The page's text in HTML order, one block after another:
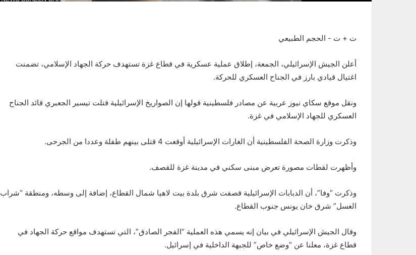
ت + ت - الحجم الطبيعي
أعلن الجيش الإسرائيلي، الجمعة، إطلاق عملية عسكرية في قطاع غزة تستهدف حركة الجهاد الإسلامي، تضمنت
اغتيال قيادي بارز في الجناح العسكري للحركة.
ونقل موقع سكاي نيوز عربية عن مصادر فلسطينية قولها إن الصواريخ الإسرائيلية قتلت تيسير الجعبري قائد الجناح
العسكري للجهاد الإسلامي في غزة.
وذكرت وزارة الصحة الفلسطينية أن الغارات الإسرائيلية أوقعت 4 قتلى بينهم طفلة وعددا من الجرحى.
وأظهرت لقطات مصورة تعرض مبنى سكني في مدينة غزة للقصف.
وذكرت “وفا”، أن الدبابات الإسرائيلية قصفت شرق بلدة بيت لاهيا شمال القطاع، إضافة إلى وسطه، ومنطقة “شراب
العسل” شرق خان يونس جنوب القطاع.
وقال الجيش الإسرائيلي في بيان إنه يسمي هذه العملية “الفجر الصادق”، التي تستهدف مواقع حركة الجهاد في
قطاع غزة، معلنا عن “وضع خاص” للجبهة الداخلية في إسرائيل.